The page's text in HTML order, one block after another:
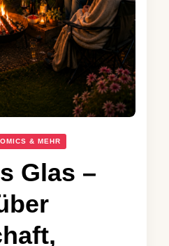
& MEHR
Glas –